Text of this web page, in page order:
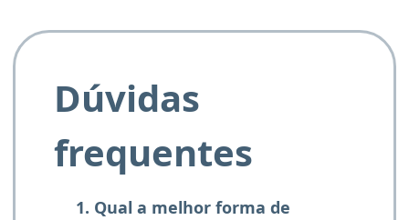
Dúvidas
frequentes
1. Qual a melhor forma de